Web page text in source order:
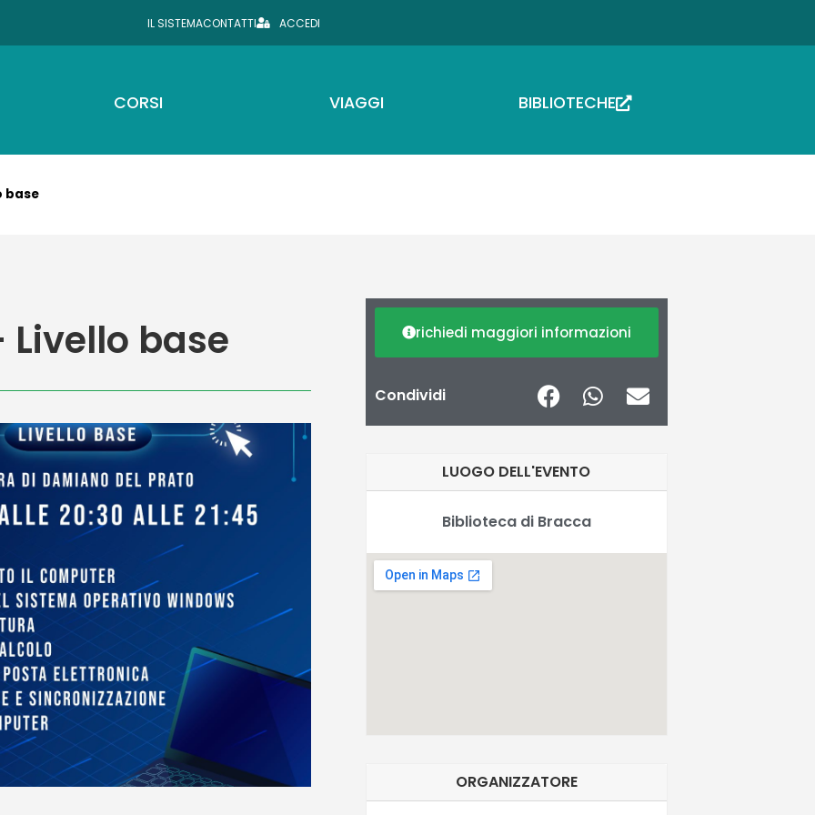
IL SISTEMACONTATTI ACCEDI
CORSI VIAGGI BIBLIOTECHE
base
base richiedi maggiori informazioni
Condividi
LUOGO DELL'EVENTO
Biblioteca di Bracca
ORGANIZZATORE